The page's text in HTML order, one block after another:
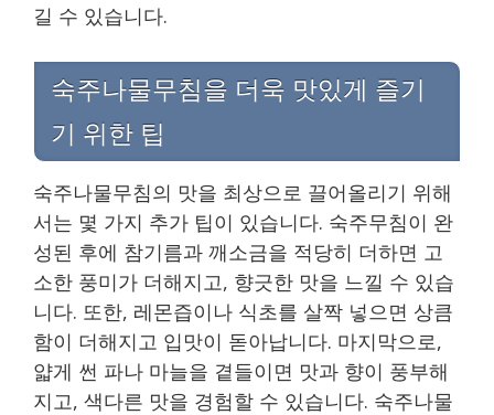
길 수 있습니다.
숙주나물무침을 더욱 맛있게 즐기
기 위한 팁
숙주나물무침의 맛을 최상으로 끌어올리기 위해
서는 몇 가지 추가 팁이 있습니다. 숙주무침이 완
성된 후에 참기름과 깨소금을 적당히 더하면 고
소한 풍미가 더해지고, 향긋한 맛을 느낄 수 있습
니다. 또한, 레몬즙이나 식초를 살짝 넣으면 상큼
함이 더해지고 입맛이 돋아납니다. 마지막으로,
얇게 썬 파나 마늘을 곁들이면 맛과 향이 풍부해
지고, 색다른 맛을 경험할 수 있습니다. 숙주나물